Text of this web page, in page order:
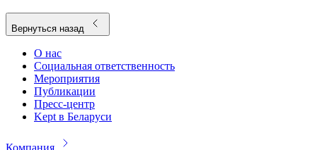
Вернуться назад
О нас
Социальная ответственность
Мероприятия
Публикации
Пресс-центр
Kept в Беларуси
Компания